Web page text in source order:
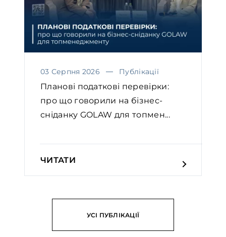
03 Серпня 2026 Публікації
Планові податкові перевірки:
про що говорили на бізнес-
сніданку GOLAW для топмен...
ЧИТАТИ
УСІ ПУБЛІКАЦІЇ